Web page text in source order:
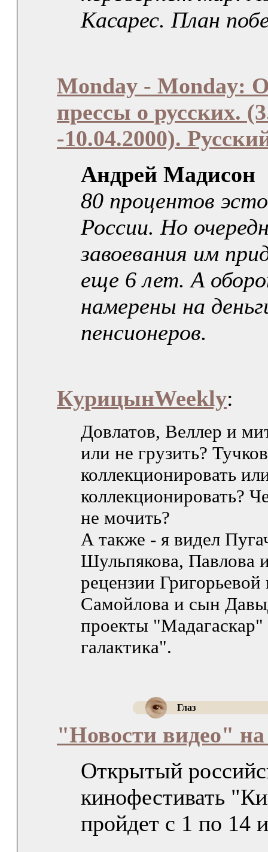
Касарес. План
Monday - Monday:
прессы о русских.
-10.04.2000).
Андрей Мадисон
80 процентов
России. Но
завоевания им
еще 6 лет. А
намерены на
пенсионеров.
КурицынWeekly:
Довлатов, Веллер и
или не грузить?
коллекционировать
коллекционировать?
не мочить?
А также - я видел
Шульпякова, Павлова
рецензии
Самойлова и сын
проекты "Мадагаскар"
галактика".
Глаз
"Новости видео"
Открытый
кинофестивать
пройдет с 1 по 14